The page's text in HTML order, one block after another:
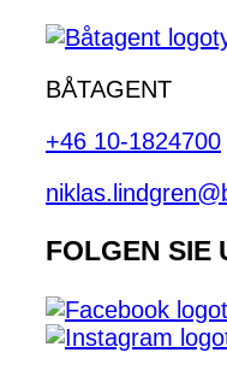
BÅTAGENT
+46 10-1824700
FOLGEN SIE